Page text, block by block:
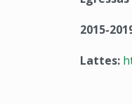
2015-
Lattes: